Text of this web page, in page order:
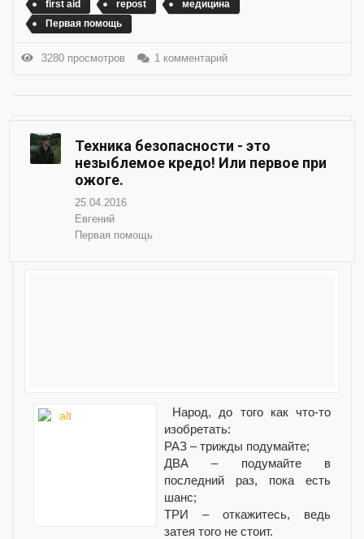
first aid repost
медицина
Первая помощь
3280 просмотров 1 комментарий
Техника безопасности - это
незыблемое кредо! Или первое при
ожоге.
25.04.2016
Евгений
Первая помощь
Народ, до того как что-то
изобретать:
РАЗ – трижды подумайте;
ДВА – подумайте в
последний раз, пока есть
шанс;
ТРИ – откажитесь, ведь
затея того не стоит.